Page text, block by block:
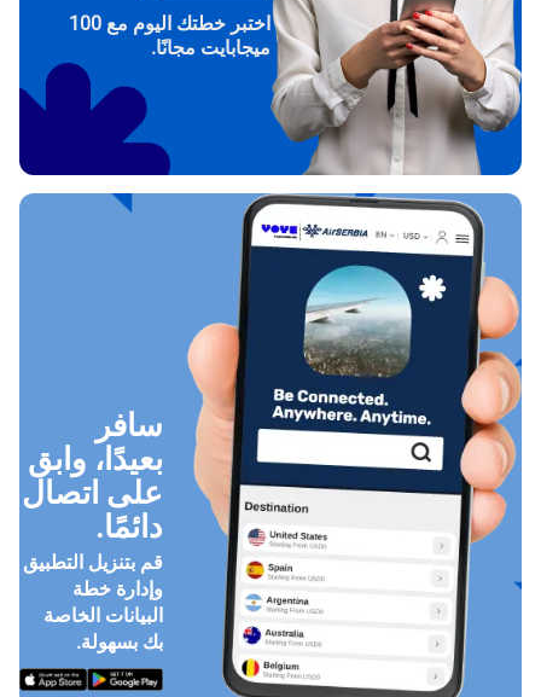
اختبر خطتك اليوم مع 100
ميجابايت مجانًا.
سافر
بعيدًا، وابق
على اتصال
دائمًا.
قم بتنزيل التطبيق
وإدارة خطة
البيانات الخاصة
بك بسهولة.